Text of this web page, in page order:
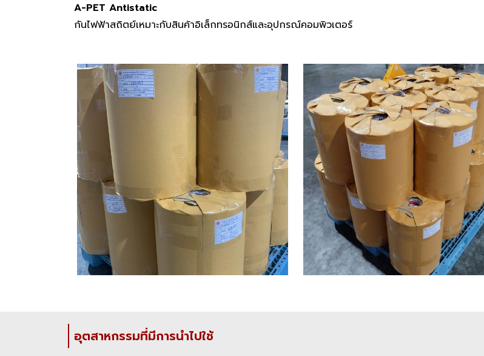
A-PET Antistatic
กันไฟฟ้าสถิตย์เหมาะกับสินค้าอิเล็กทรอนิกส์และอุปกรณ์คอมพิวเตอร์
อุตสาหกรรมที่มีการนำไปใช้